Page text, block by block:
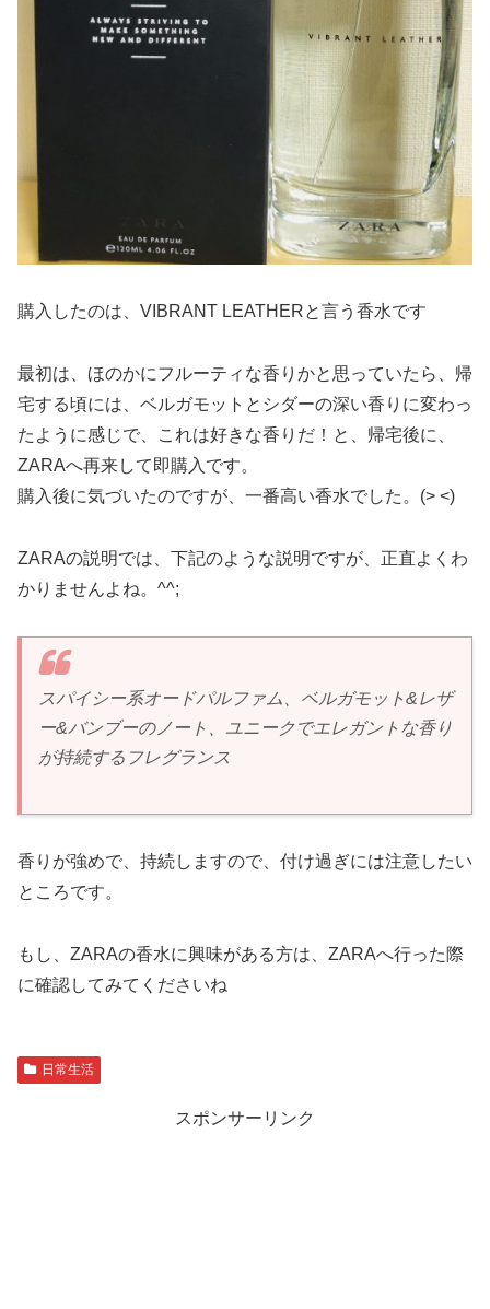
購入したのは、VIBRANT LEATHERと言う香水です
最初は、ほのかにフルーティな香りかと思っていたら、帰
宅する頃には、ベルガモットとシダーの深い香りに変わっ
たように感じで、これは好きな香りだ！と、帰宅後に、
ZARAへ再来して即購入です。
購入後に気づいたのですが、一番高い香水でした。(> <)
ZARAの説明では、下記のような説明ですが、正直よくわ
かりませんよね。^^;
スパイシー系オードパルファム、ベルガモット&レザ
ー&バンブーのノート、ユニークでエレガントな香り
が持続するフレグランス
香りが強めで、持続しますので、付け過ぎには注意したい
ところです。
もし、ZARAの香水に興味がある方は、ZARAへ行った際
に確認してみてくださいね
日常生活
スポンサーリンク